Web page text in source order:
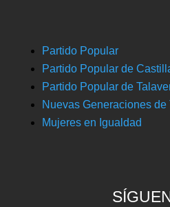
Partido Popular
Partido Popular de
Partido Popular de
Nuevas Generaciones de
Mujeres en Igualdad